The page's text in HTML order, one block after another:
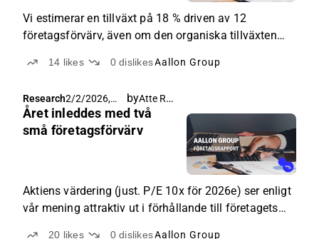
Vi estimerar en tillväxt på 18 % driven av 12
företagsförvärv, även om den organiska tillväxten
14 likes 0dislikesAallon Group
Research2/2/2026,
5:00 AM
by Atte Riikola
Året inleddes med två
små företagsförvärv
Aktiens värdering (just. P/E 10x för 2026e) ser enligt
vår mening attraktiv ut i förhållande till företagets
20 likes 0dislikesAallon Group